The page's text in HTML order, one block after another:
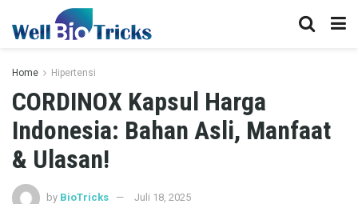
Home Hipertensi
CORDINOX Kapsul Harga
Indonesia: Bahan Asli, Manfaat
& Ulasan!
by BioTricks Juli 18, 2025